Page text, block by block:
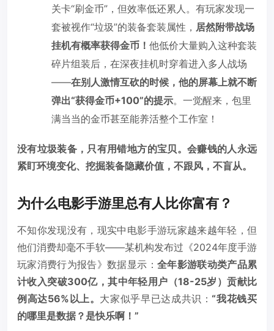
关卡“刷金币”，但效率低还累人。有玩家发现一
套被视作“垃圾”的装备套装属性， 居然附带战场
挂机有概率获得金币！ 他低价大量购入这种套装
碎片组装后，在深夜挂机时穿着进入多人战场
——在别人激情互砍的时候，他的屏幕上就不断
弹出“获得金币+100”的提示。一觉醒来，包里
满当当的金币甚至能养活整个工作室！
没有垃圾装备，只有用错地方的宝贝。会赚钱的人永远
紧盯环境变化、挖掘装备隐藏价值，不跟风，不盲从。
为什么电影手游里总有人比你富有？
不知你发现没有，现实中电影手游玩家越来越年轻，但
他们消费却毫不手软——某机构发布过《2024年度手游
玩家消费行为报告》数据显示： 全年影游联动类产品累
计收入突破300亿，其中年轻用户（18-25岁）贡献比
例高达56%以上。 大家似乎早已达成共识： “我花钱买
的哪里是数据？是快乐啊！”